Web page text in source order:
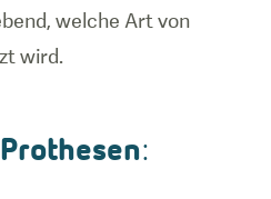
welche Art von
wird.
: